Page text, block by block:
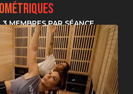
MEMBRES PAR SÉANCE